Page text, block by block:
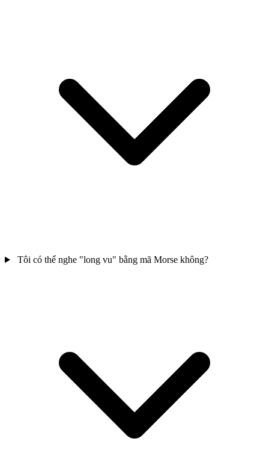
Tôi có thể nghe "long vu" bằng mã Morse không?